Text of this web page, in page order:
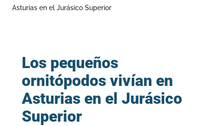
Asturias en el Jurásico Superior
Los pequeños
ornitópodos vivían en
Asturias en el Jurásico
Superior